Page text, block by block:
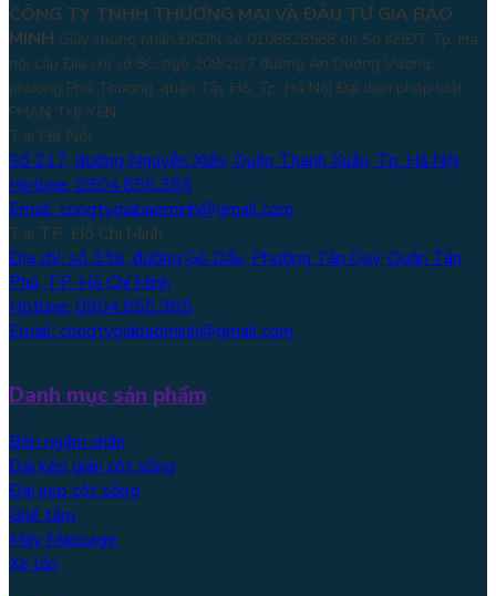
CÔNG TY TNHH THƯƠNG MẠI VÀ ĐẦU TƯ GIA BẢO
MINH Giấy chứng nhận ĐKDN số 0108828568 do Sở KHĐT Tp. Hà
nội cấp Địa chỉ số 8C, ngõ 209/20/7 đường An Dương Vương,
phường Phú Thượng, quận Tây Hồ, Tp. Hà Nội Đại diện pháp luật:
PHAN THỊ YẾN
Tại Hà Nội
Số 217, đường Nguyễn Xiển, Quận Thanh Xuân, Tp. Hà Nội
Hotline: 0904.855.385
Email: congtygiabaominh@gmail.com
Tại TP. Hồ Chí Minh
Địa chỉ: số 336, đường Gò Dầu, Phường Tân Quý, Quận Tân
Phú, TP. Hồ Chí Minh
Hotline: 0904.855.385
Email: congtygiabaominh@gmail.com
Danh mục sản phẩm
Bồn ngâm chân
Đai kéo giãn cột sống
Đai nẹp cột sống
Ghế tắm
Máy Massage
Xe lăn